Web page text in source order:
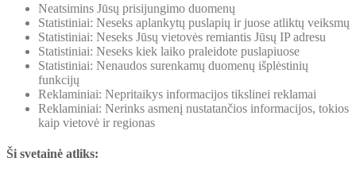
Neatsimins Jūsų prisijungimo duomenų
Statistiniai: Neseks aplankytų puslapių ir juose atliktų veiksmų
Statistiniai: Neseks Jūsų vietovės remiantis Jūsų IP adresu
Statistiniai: Neseks kiek laiko praleidote puslapiuose
Statistiniai: Nenaudos surenkamų duomenų išplėstinių
funkcijų
Reklaminiai: Nepritaikys informacijos tikslinei reklamai
Reklaminiai: Nerinks asmenį nustatančios informacijos, tokios
kaip vietovė ir regionas
Ši svetainė atliks: